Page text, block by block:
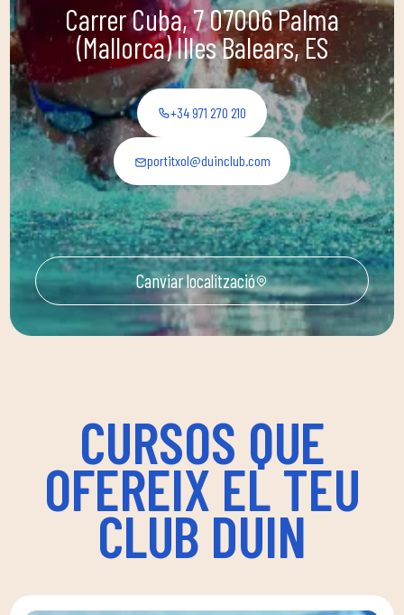
Carrer Cuba, 7 07006 Palma
(Mallorca) Illes Balears, ES
+34 971 270 210
portitxol@duinclub.com
Canviar localització
CURSOS QUE
OFEREIX EL TEU
CLUB DUIN